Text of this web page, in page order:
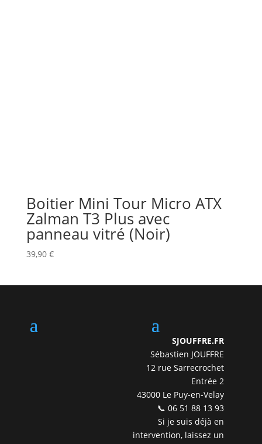
Boitier Mini Tour Micro ATX
Zalman T3 Plus avec
panneau vitré (Noir)
39,90 €
SJOUFFRE.FR
Sébastien JOUFFRE
12 rue Sarrecrochet
Entrée 2
43000 Le Puy-en-Velay
📞 06 51 88 13 93
Si je suis déjà en
intervention, laissez un